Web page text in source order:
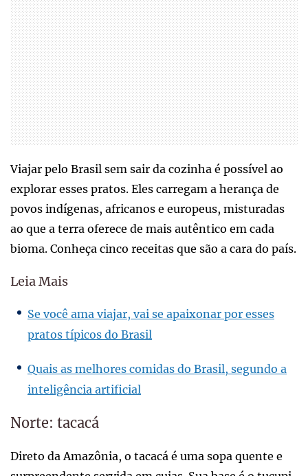
Viajar pelo Brasil sem sair da cozinha é possível ao
explorar esses pratos. Eles carregam a herança de
povos indígenas, africanos e europeus, misturadas
ao que a terra oferece de mais autêntico em cada
bioma. Conheça cinco receitas que são a cara do país.
Leia Mais
Se você ama viajar, vai se apaixonar por esses
pratos típicos do Brasil
Quais as melhores comidas do Brasil, segundo a
inteligência artificial
Norte: tacacá
Direto da Amazônia, o tacacá é uma sopa quente e